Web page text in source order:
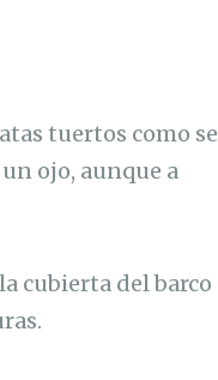
tuertos como se
ojo, aunque a
cubierta del barco